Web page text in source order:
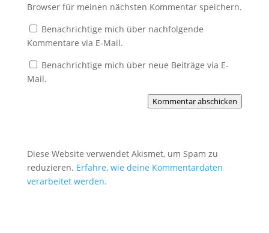
Browser für meinen nächsten Kommentar speichern.
Benachrichtige mich über nachfolgende
Kommentare via E-Mail.
Benachrichtige mich über neue Beiträge via E-
Mail.
Kommentar abschicken
Diese Website verwendet Akismet, um Spam zu
reduzieren. Erfahre, wie deine Kommentardaten
verarbeitet werden.